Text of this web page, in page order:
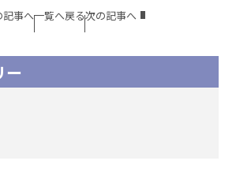
記事へ一覧へ戻る次の記事へ
ー